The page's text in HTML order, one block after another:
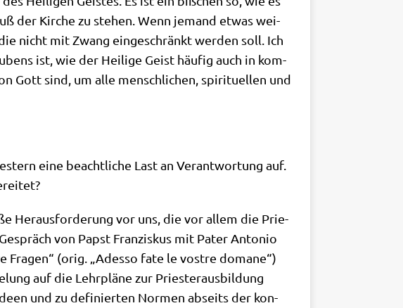
der Kir­che zu ste­hen. Wenn jemand etwas wei­
nicht mit Zwang ein­ge­schränkt wer­den soll. Ich
ist, wie der Hei­li­ge Geist häu­fig auch in kom­
Gott sind, um alle mensch­li­chen, spi­ri­tu­el­len und
eine beacht­li­che Last an Ver­ant­wor­tung auf.
Her­aus­for­de­rung vor uns, die vor allem die Prie­
von Papst Fran­zis­kus mit Pater Anto­nio
Fra­gen“ (orig. „Adesso fate le vost­re doma­ne“)
auf die Lehr­plä­ne zur Prie­ster­aus­bil­dung
und zu defi­nier­ten Nor­men abseits der kon­